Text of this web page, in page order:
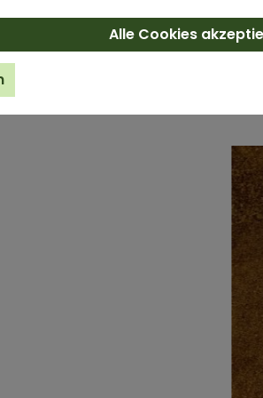
KÖNNTE DIR
Alle Cookies